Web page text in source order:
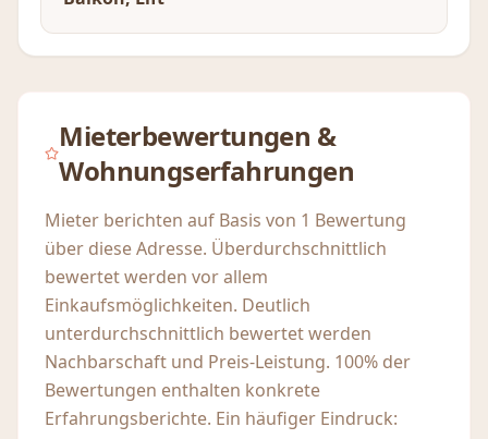
Mieterbewertungen &
Wohnungserfahrungen
Mieter berichten auf Basis von 1 Bewertung
über diese Adresse. Überdurchschnittlich
bewertet werden vor allem
Einkaufsmöglichkeiten. Deutlich
unterdurchschnittlich bewertet werden
Nachbarschaft und Preis-Leistung. 100% der
Bewertungen enthalten konkrete
Erfahrungsberichte. Ein häufiger Eindruck: